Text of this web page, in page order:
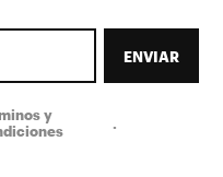
ENVIAR
y